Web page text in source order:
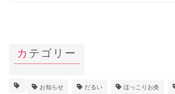
カテゴリー
お知らせ だるい ほっこりお灸